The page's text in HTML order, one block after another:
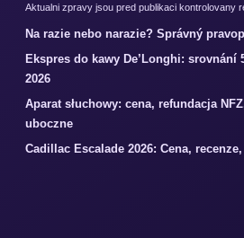
Aktualni zpravy jsou pred publikaci kontrolovany
Na razie nebo narazie? Správný
Ekspres do kawy De’Longhi: srovnání
2026
Aparat słuchowy: cena, refundacja
uboczne
Cadillac Escalade 2026: Cena,